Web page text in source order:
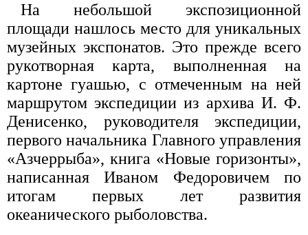
На небольшой экспозиционной
площади нашлось место для уникальных
музейных экспонатов. Это прежде всего
рукотворная карта, выполненная на
картоне гуашью, с отмеченным на ней
маршрутом экспедиции из архива И. Ф.
Денисенко, руководителя экспедиции,
первого начальника Главного управления
«Азчеррыба», книга «Новые горизонты»,
написанная Иваном Федоровичем по
итогам первых лет развития
океанического рыболовства.